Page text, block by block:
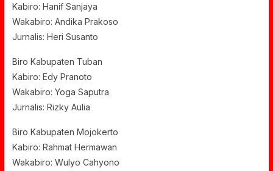
Kabiro: Hanif Sanjaya
Wakabiro: Andika Prakoso
Jurnalis: Heri Susanto
Biro Kabupaten Tuban
Kabiro: Edy Pranoto
Wakabiro: Yoga Saputra
Jurnalis: Rizky Aulia
Biro Kabupaten Mojokerto
Kabiro: Rahmat Hermawan
Wakabiro: Wulyo Cahyono